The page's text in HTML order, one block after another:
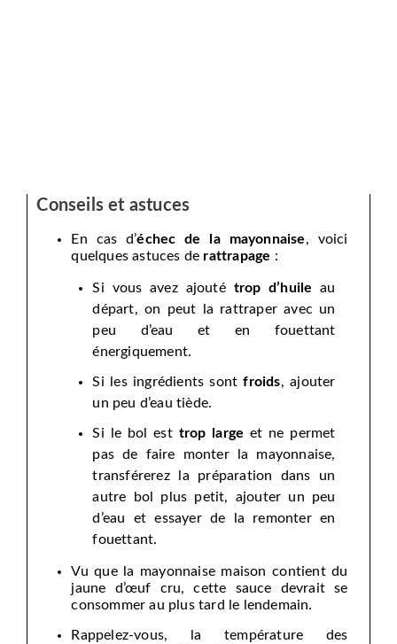
Conseils et astuces
En cas d’échec de la mayonnaise, voici
quelques astuces de rattrapage :
Si vous avez ajouté trop d’huile au
départ, on peut la rattraper avec un
peu d’eau et en fouettant
énergiquement.
Si les ingrédients sontfroids, ajouter
un peu d’eau tiède.
Si le bol est trop large et ne permet
pas de faire monter la mayonnaise,
transférerez la préparation dans un
autre bol plus petit, ajouter un peu
d’eau et essayer de la remonter en
fouettant.
Vu que la mayonnaise maison contient du
jaune d’œuf cru, cette sauce devrait se
consommer au plus tard le lendemain.
Rappelez-vous, la température des